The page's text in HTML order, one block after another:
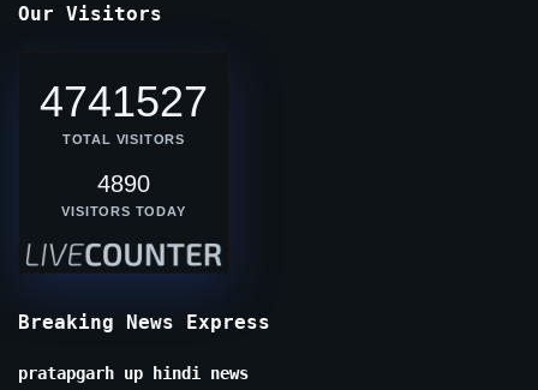
Our Visitors
4741527
TOTAL VISITORS
4890
VISITORS TODAY
Breaking News Express
pratapgarh up hindi news